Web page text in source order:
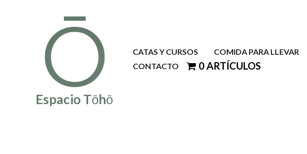
Espacio Tōhō
CATAS Y CURSOS COMIDA PARA LLEVAR
CONTACTO
0 ARTÍCULOS